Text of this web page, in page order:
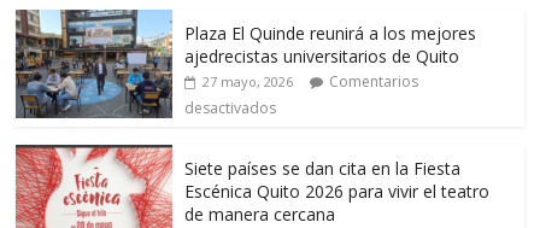
Plaza El Quinde reunirá a los mejores
ajedrecistas universitarios de Quito
27 mayo, 2026
Comentarios
desactivados
Siete países se dan cita en la Fiesta
Escénica Quito 2026 para vivir el teatro
de manera cercana